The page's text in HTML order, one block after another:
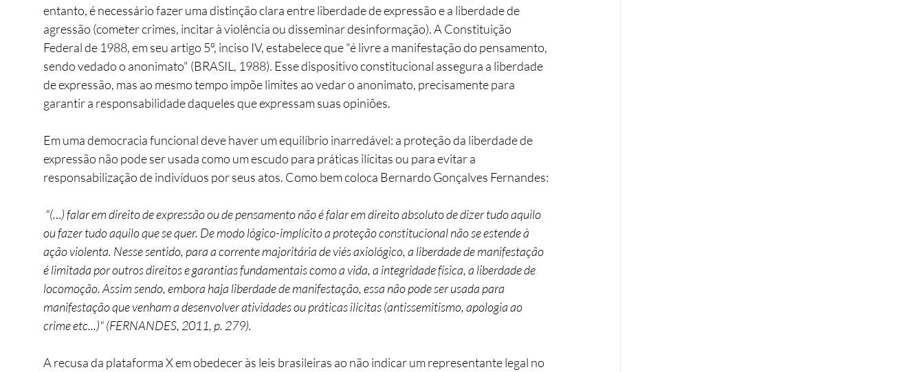
entanto, é necessário fazer uma distinção clara entre liberdade de expressão e a liberdade de
agressão (cometer crimes, incitar à violência ou disseminar desinformação). A Constituição
Federal de 1988, em seu artigo 5º, inciso IV, estabelece que "é livre a manifestação do pensamento,
sendo vedado o anonimato" (BRASIL, 1988). Esse dispositivo constitucional assegura a liberdade
de expressão, mas ao mesmo tempo impõe limites ao vedar o anonimato, precisamente para
garantir a responsabilidade daqueles que expressam suas opiniões.
Em uma democracia funcional deve haver um equilíbrio inarredável: a proteção da liberdade de
expressão não pode ser usada como um escudo para práticas ilícitas ou para evitar a
responsabilização de indivíduos por seus atos. Como bem coloca Bernardo Gonçalves Fernandes:
ou fazer tudo aquilo que se quer. De modo lógico-implícito a proteção constitucional não se estende à
ação violenta. Nesse sentido, para a corrente majoritária de viés axiológico, a liberdade de manifestação
é limitada por outros direitos e garantias fundamentais como a vida, a integridade física, a liberdade de
locomoção. Assim sendo, embora haja liberdade de manifestação, essa não pode ser usada para
manifestação que venham a desenvolver atividades ou práticas ilícitas (antissemitismo, apologia ao
crime etc...)" (FERNANDES, 2011, p. 279).
A recusa da plataforma X em obedecer às leis brasileiras ao não indicar um representante legal no